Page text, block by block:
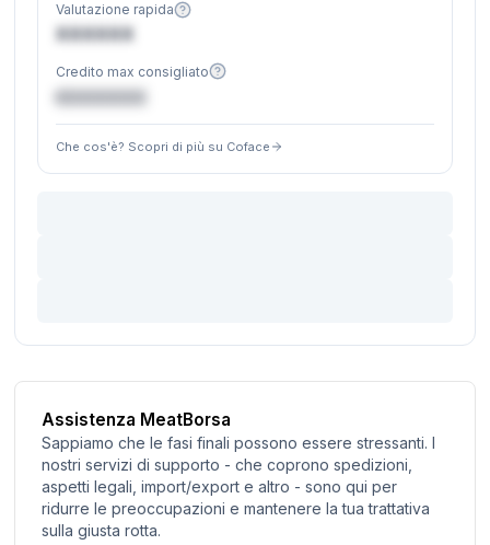
Valutazione rapida
XXXXXX
Credito max consigliato
Che cos'è? Scopri di più su Coface
Assistenza MeatBorsa
Sappiamo che le fasi finali possono essere stressanti. I
nostri servizi di supporto - che coprono spedizioni,
aspetti legali, import/export e altro - sono qui per
ridurre le preoccupazioni e mantenere la tua trattativa
sulla giusta rotta.